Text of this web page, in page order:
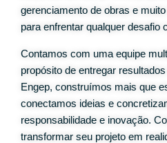
gerenciamento de obras e
para enfrentar qualquer desafio
Contamos com uma equipe
propósito de entregar
Engep, construímos mais que
conectamos ideias e
responsabilidade e inovação.
transformar seu projeto em